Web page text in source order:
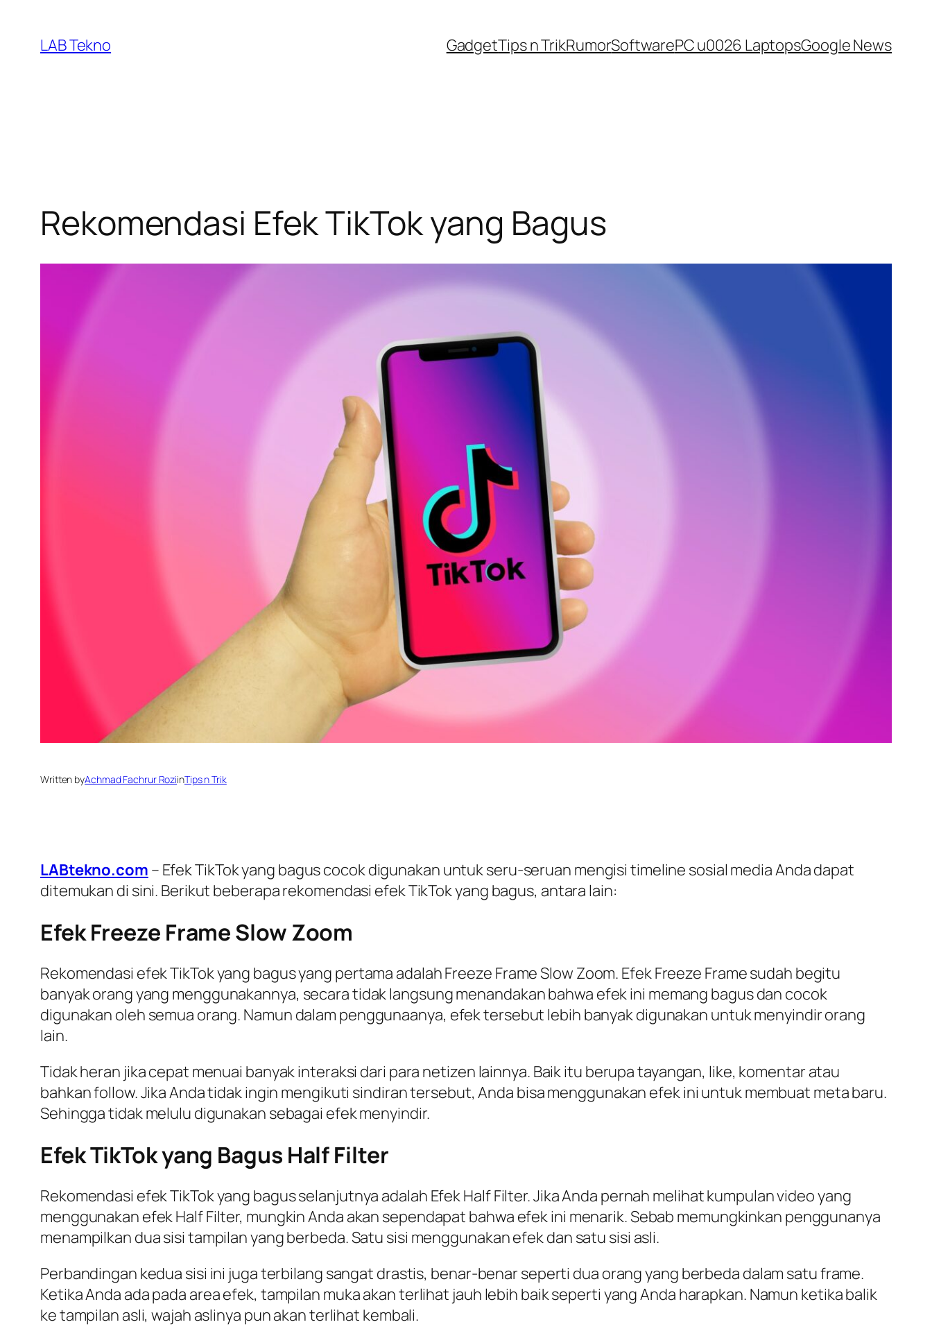
content
LAB Tekno GadgetTips n TrikRumorSoftwarePC u0026 LaptopsGoogle News
Rekomendasi Efek TikTok yang Bagus
Written byAchmad Fachrur RoziinTips n Trik
LABtekno.com – Efek TikTok yang bagus cocok digunakan untuk seru-seruan mengisi timeline sosial media Anda dapat
ditemukan di sini. Berikut beberapa rekomendasi efek TikTok yang bagus, antara lain:
Efek Freeze Frame Slow Zoom
Rekomendasi efek TikTok yang bagus yang pertama adalah Freeze Frame Slow Zoom. Efek Freeze Frame sudah begitu
banyak orang yang menggunakannya, secara tidak langsung menandakan bahwa efek ini memang bagus dan cocok
digunakan oleh semua orang. Namun dalam penggunaanya, efek tersebut lebih banyak digunakan untuk menyindir orang
lain.
Tidak heran jika cepat menuai banyak interaksi dari para netizen lainnya. Baik itu berupa tayangan, like, komentar atau
bahkan follow. Jika Anda tidak ingin mengikuti sindiran tersebut, Anda bisa menggunakan efek ini untuk membuat meta baru.
Sehingga tidak melulu digunakan sebagai efek menyindir.
Efek TikTok yang Bagus Half Filter
Rekomendasi efek TikTok yang bagus selanjutnya adalah Efek Half Filter. Jika Anda pernah melihat kumpulan video yang
menggunakan efek Half Filter, mungkin Anda akan sependapat bahwa efek ini menarik. Sebab memungkinkan penggunanya
menampilkan dua sisi tampilan yang berbeda. Satu sisi menggunakan efek dan satu sisi asli.
Perbandingan kedua sisi ini juga terbilang sangat drastis, benar-benar seperti dua orang yang berbeda dalam satu frame.
Ketika Anda ada pada area efek, tampilan muka akan terlihat jauh lebih baik seperti yang Anda harapkan. Namun ketika balik
ke tampilan asli, wajah aslinya pun akan terlihat kembali.